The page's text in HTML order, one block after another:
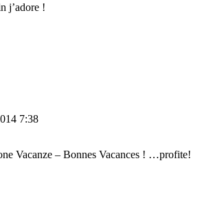
j’adore !
7:38
Vacanze – Bonnes Vacances ! …profite!